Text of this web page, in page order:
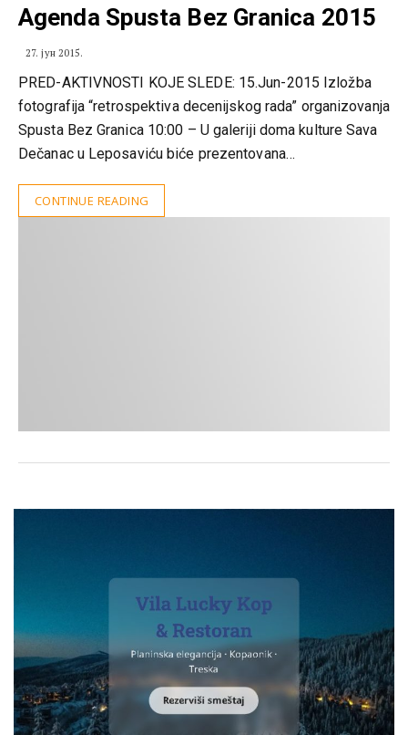
Agenda Spusta Bez Granica 2015
27. јун 2015.
PRED-AKTIVNOSTI KOJE SLEDE: 15.Jun-2015 Izložba
fotografija “retrospektiva decenijskog rada” organizovanja
Spusta Bez Granica 10:00 – U galeriji doma kulture Sava
Dečanac u Leposaviću biće prezentovana…
CONTINUE READING